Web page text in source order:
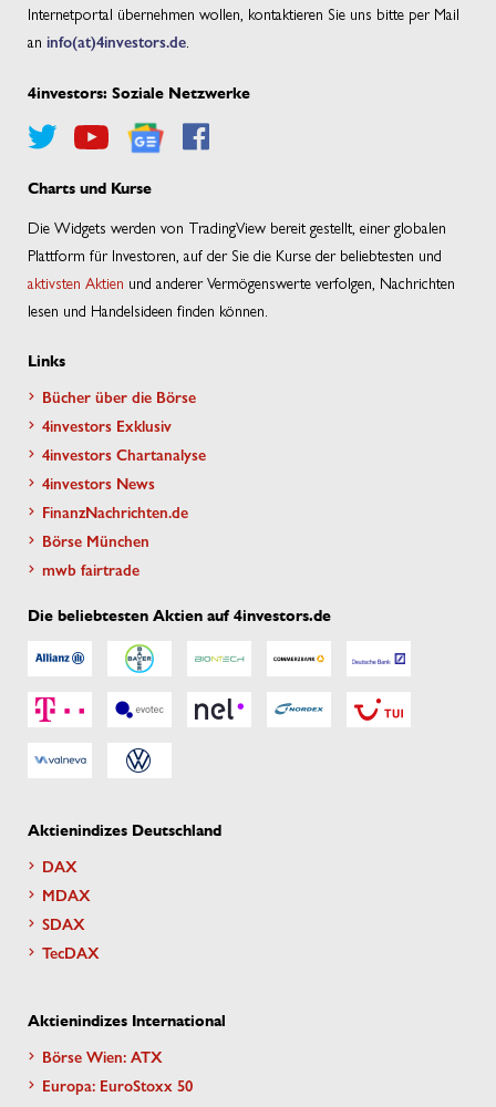
Internetportal übernehmen wollen, kontaktieren Sie uns bitte per Mail
an info(at)4investors.de
4investors: Soziale Netzwerke
Charts und Kurse
Die Widgets werden von TradingView bereit gestellt, einer globalen
Plattform für Investoren, auf der Sie die Kurse der beliebtesten und
aktivsten Aktien und anderer Vermögenswerte verfolgen, Nachrichten
lesen und Handelsideen finden können.
Links
Bücher über die Börse
4investors Exklusiv
4investors Chartanalyse
4investors News
FinanzNachrichten.de
Börse München
mwb fairtrade
Die beliebtesten Aktien auf 4investors.de
Aktienindizes Deutschland
DAX
MDAX
SDAX
TecDAX
Aktienindizes International
Börse Wien: ATX
Europa: EuroStoxx 50